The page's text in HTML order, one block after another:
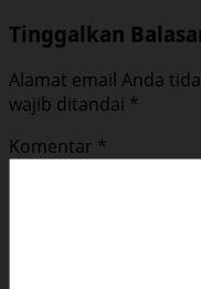
Tinggalkan
Alamat email Anda
wajib ditandai *
Komentar *